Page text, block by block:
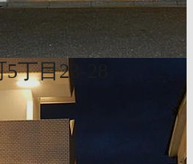
丁目23-28